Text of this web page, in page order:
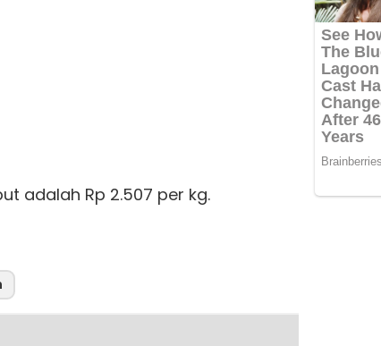
adalah Rp 2.507 per kg.